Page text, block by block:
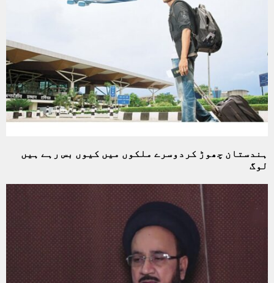
ہندستان چھوڑ کردوسرے ملکوں میں کیوں بس رہے ہیں
لوگ